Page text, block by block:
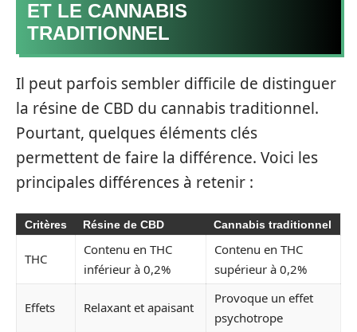
ET LE CANNABIS
TRADITIONNEL
Il peut parfois sembler difficile de distinguer
la résine de CBD du cannabis traditionnel.
Pourtant, quelques éléments clés
permettent de faire la différence. Voici les
principales différences à retenir :
Critères Résine de CBD Cannabis traditionnel
THC
Contenu en THC
inférieur à 0,2%
Contenu en THC
supérieur à 0,2%
Effets Relaxant et apaisant
Provoque un effet
psychotrope